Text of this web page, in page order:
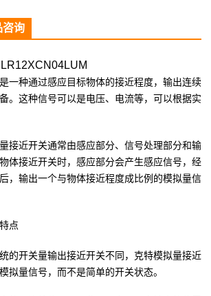
咨询
一种通过感应目标物体的接近程度，输出连续
。这种信号可以是电压、电流等，可以根据实
接近开关通常由感应部分、信号处理部分和输
体接近开关时，感应部分会产生感应信号，经
，输出一个与物体接近程度成比例的模拟量信
点
的开关量输出接近开关不同，克特模拟量接近
拟量信号，而不是简单的开关状态。